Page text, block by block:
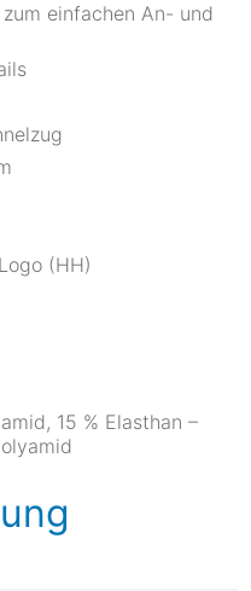
einfachen An- und
(HH)
15 % Elasthan –